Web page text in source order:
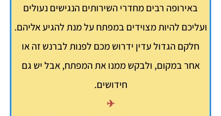
באירופה רבים מחדרי השירותים הנגישים נעולים
ועליכם להיות מצוידים במפתח על מנת להגיע אליהם.
חלקם הגדול עדין ידרוש מכם לפנות לברנש זה או
אחר במקום, ולבקש ממנו את המפתח, אבל יש גם
חידושים.
✈